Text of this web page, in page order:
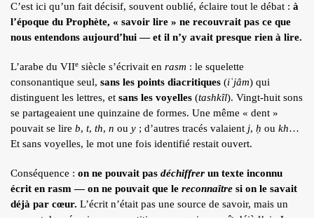
C’est ici qu’un fait décisif, souvent oublié, éclaire tout le débat : à
l’époque du Prophète, « savoir lire » ne recouvrait pas ce que
nous entendons aujourd’hui — et il n’y avait presque rien à lire.
L’arabe du VIIe siècle s’écrivait en rasm : le squelette
consonantique seul, sans les points diacritiques (iʿjâm) qui
distinguent les lettres, et sans les voyelles (tashkîl). Vingt-huit sons
se partageaient une quinzaine de formes. Une même « dent »
pouvait se lire b, t, th, n ou y ; d’autres tracés valaient j, ḥ ou kh…
Et sans voyelles, le mot une fois identifié restait ouvert.
Conséquence : on ne pouvait pas déchiffrer un texte inconnu
écrit en rasm — on ne pouvait que le reconnaître si on le savait
déjà par cœur. L’écrit n’était pas une source de savoir, mais un